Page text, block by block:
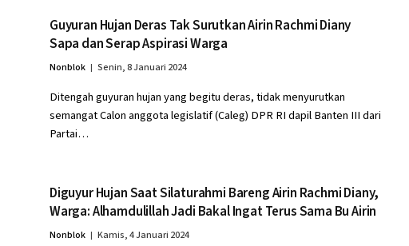
Guyuran Hujan Deras Tak Surutkan Airin Rachmi Diany
Sapa dan Serap Aspirasi Warga
Nonblok Senin, 8 Januari 2024
Ditengah guyuran hujan yang begitu deras, tidak menyurutkan
semangat Calon anggota legislatif (Caleg) DPR RI dapil Banten III dari
Partai…
Diguyur Hujan Saat Silaturahmi Bareng Airin Rachmi Diany,
Warga: Alhamdulillah Jadi Bakal Ingat Terus Sama Bu Airin
Nonblok Kamis, 4 Januari 2024